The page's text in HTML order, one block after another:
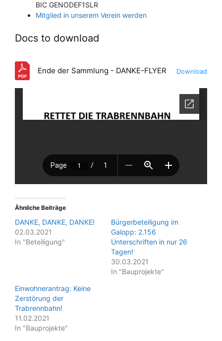
BIC GENODEF1SLR
Mitglied in unserem Verein werden
Docs to download
Ende der Sammlung - DANKE-FLYER Download
Ähnliche Beiträge
DANKE, DANKE, DANKE!
02.03.2021
In "Beteiligung"
Bürgerbeteiligung im
Galopp: 2.156
Unterschriften in nur 26
Tagen!
30.03.2021
In "Bauprojekte"
Einwohnerantrag: Keine
Zerstörung der
Trabrennbahn!
11.02.2021
In "Bauprojekte"